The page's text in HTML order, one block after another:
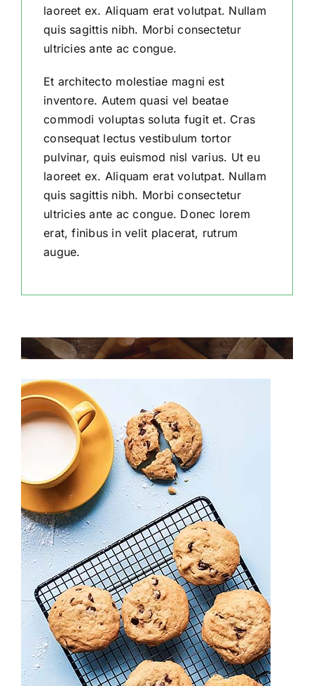
laoreet ex. Aliquam erat volutpat. Nullam
quis sagittis nibh. Morbi consectetur
ultricies ante ac congue.
Et architecto molestiae magni est
inventore. Autem quasi vel beatae
commodi voluptas soluta fugit et. Cras
consequat lectus vestibulum tortor
pulvinar, quis euismod nisl varius. Ut eu
laoreet ex. Aliquam erat volutpat. Nullam
quis sagittis nibh. Morbi consectetur
ultricies ante ac congue. Donec lorem
erat, finibus in velit placerat, rutrum
augue.